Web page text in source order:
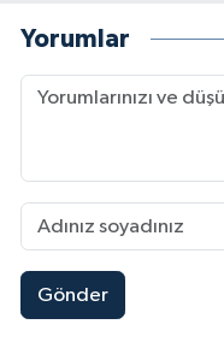
Yorumlar
Gönder